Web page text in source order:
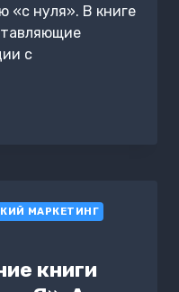
«с нуля». В книге
с
МАРКЕТИНГ
книги